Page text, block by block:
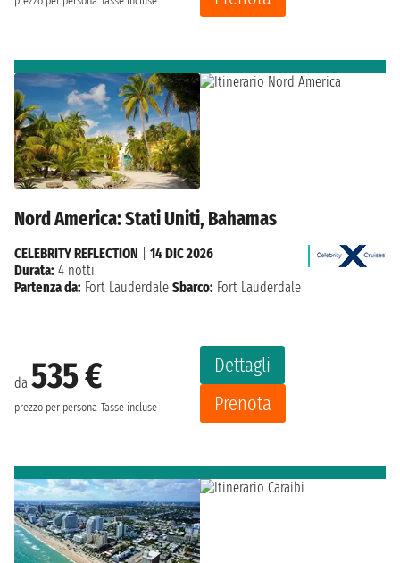
Nord America: Stati Uniti, Bahamas
da 535 €
prezzo per persona Tasse incluse
Dettagli
Prenota
CELEBRITY REFLECTION
14 DIC 2026
Durata: 4 notti
Partenza da: Fort Lauderdale Sbarco: Fort Lauderdale